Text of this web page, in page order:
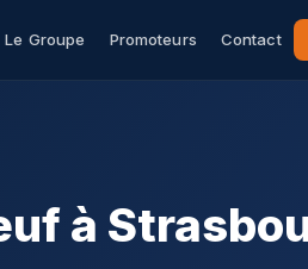
Le Groupe Promoteurs Contact
à